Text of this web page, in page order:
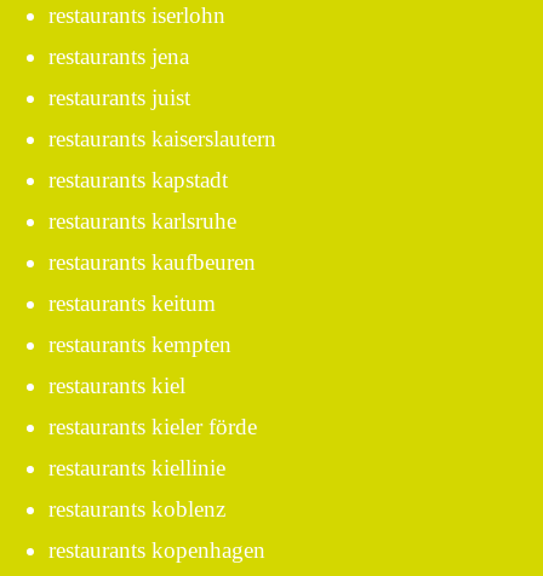
restaurants iserlohn
restaurants jena
restaurants juist
restaurants kaiserslautern
restaurants kapstadt
restaurants karlsruhe
restaurants kaufbeuren
restaurants keitum
restaurants kempten
restaurants kiel
restaurants kieler förde
restaurants kiellinie
restaurants koblenz
restaurants kopenhagen